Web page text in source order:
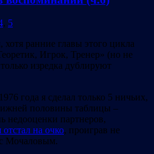
, 5
ранние главы этого цикла
Игрок, Тренер» (но не
изредка дублируют
года я сделал только 5 ничьих,
половины таблицы –
недооценки партнеров,
на очко, проиграв не
Мочаловым.